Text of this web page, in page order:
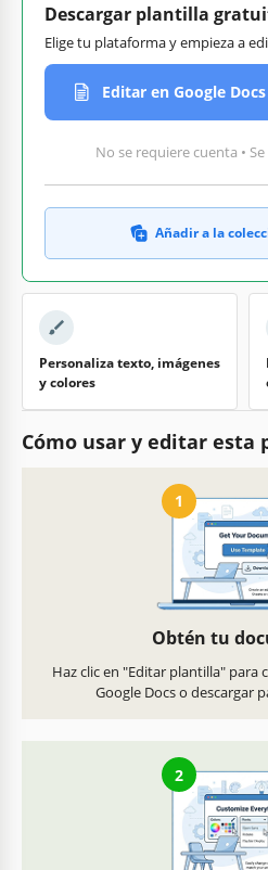
Descargar plantilla
Elige tu plataforma y empieza a
Editar en Google Docs
No se requiere cuenta •
Añadir a la
Personaliza texto, imágenes
y colores
Cómo usar y editar esta
1
Obtén tu
Haz clic en "Editar plantilla" para
Google Docs o descargar
2